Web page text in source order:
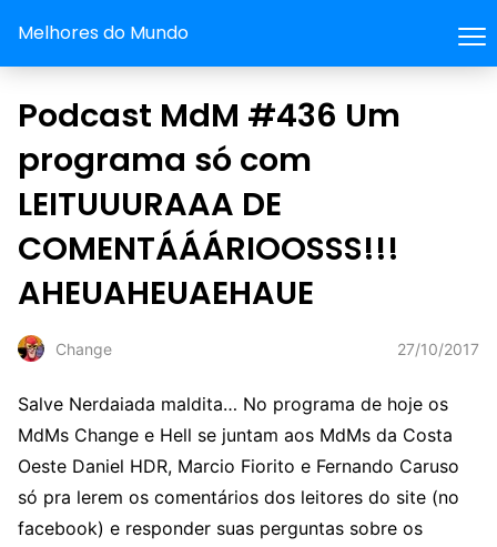
Melhores do Mundo
Podcast MdM #436 Um
programa só com
LEITUUURAAA DE
COMENTÁÁÁRIOOSSS!!!
AHEUAHEUAEHAUE
Change 27/10/2017
Salve Nerdaiada maldita… No programa de hoje os
MdMs Change e Hell se juntam aos MdMs da Costa
Oeste Daniel HDR, Marcio Fiorito e Fernando Caruso
só pra lerem os comentários dos leitores do site (no
facebook) e responder suas perguntas sobre os